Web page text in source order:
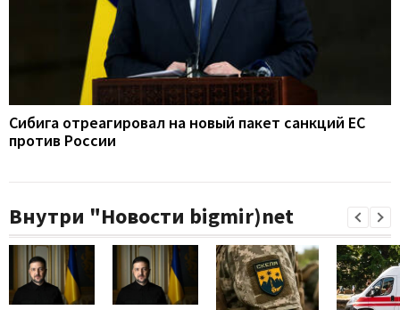
Сибига отреагировал на новый пакет санкций ЕС
против России
Внутри "Новости bigmir)net